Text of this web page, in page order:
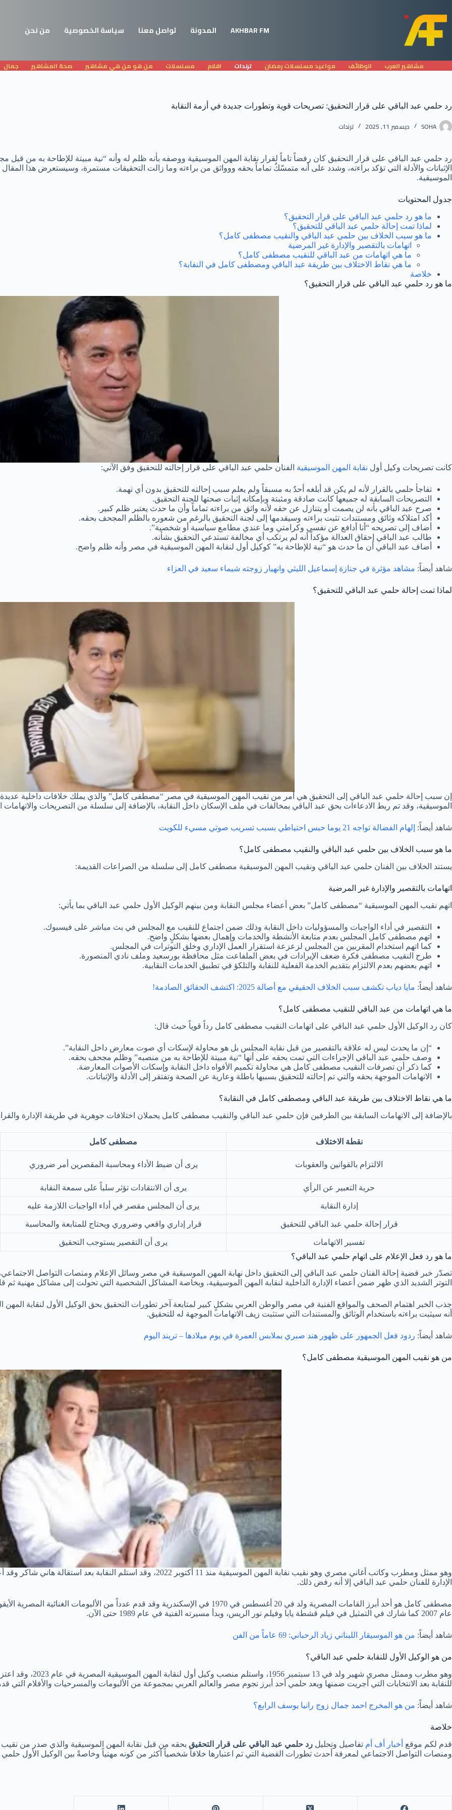
إلى
المحتوى
AKHBAR FM المدونة تواصل معنا سياسة الخصوصية من نحن
مشاهير العرب الوظائف مواعيد مسلسلات رمضان ترندات افلام مسلسلات من هو من هي مشاهير صحة المشاهير جمال
رد حلمي عبد الباقي على قرار التحقيق: تصريحات قوية وتطورات جديدة في أزمة النقابة
SOHA ديسمبر 11, 2025 ترندات
رد حلمي عبد الباقي على قرار التحقيق كان رفضاً تاماً لقرار نقابة المهن الموسيقية ووصفه بأنه ظلم له وأنه “نية مبيتة للإطاحة به من قبل
الإثباتات والأدلة التي تؤكد براءته، وشدد على أنه متمسّكٌ تماماً بحقه ووواثق من براءته وما زالت التحقيقات مستمرة، وسيستعرض هذا
الموسيقية.
جدول المحتويات
ما هو رد حلمي عبد الباقي على قرار التحقيق؟
لماذا تمت إحالة حلمي عبد الباقي للتحقيق؟
ما هو سبب الخلاف بين حلمي عبد الباقي والنقيب مصطفى كامل؟
اتهامات بالتقصير والإدارة غير المرضية
ما هي اتهامات من عبد الباقي للنقيب مصطفى كامل؟
ما هي نقاط الاختلاف بين طريقة عبد الباقي ومصطفى كامل في النقابة؟
خلاصة
ما هو رد حلمي عبد الباقي على قرار التحقيق؟
كانت تصريحات وكيل أول نقابة المهن الموسيقية الفنان حلمي عبد الباقي على قرار إحالته للتحقيق وفق الآتي:
تفاجأ حلمي بالقرار لأنه لم يكن قد أبلغه أحدٌ به مسبقاً ولم يعلم سبب إحالته للتحقيق بدون أي تهمة.
التصريحات السابقة له جميعها كانت صادقة ومثبتة وبإمكانه إثبات صحتها للجنة التحقيق.
صرح عبد الباقي بأنه لن يصمت أو يتنازل عن حقه لأنه واثق من براءته تماماً وأن ما حدث يعتبر ظلم كبير.
أكد امتلاكه وثائق ومستندات تثبت براءته وسيقدمها إلى لجنة التحقيق بالرغم من شعوره بالظلم المجحف بحقه.
أضاف إلى تصريحه “أنا أدافع عن نفسي وكرامتي وما عندي مطامع سياسية أو شخصية”.
طالب عبد الباقي إحقاق العدالة مؤكداً أنه لم يرتكب أي مخالفة تستدعي التحقيق بشأنه.
أضاف عبد الباقي أن ما حدث هو “نية للإطاحة به” كوكيل أول لنقابة المهن الموسيقية في مصر وأنه ظلم واضح.
شاهد أيضاً: مشاهد مؤثرة في جنازة إسماعيل الليثي وانهيار زوجته شيماء سعيد في العزاء
لماذا تمت إحالة حلمي عبد الباقي للتحقيق؟
إن سبب إحالة حلمي عبد الباقي إلى التحقيق هي أمر من نقيب المهن الموسيقية في مصر “مصطفى كامل” والذي يملك خلافات داخلية
الموسيقية، وقد تم ربط الادعاءات بحق عبد الباقي بمخالفات في ملف الإسكان داخل النقابة، بالإضافة إلى سلسلة من التصريحات والاتهامات
شاهد أيضاً: إلهام الفضالة تواجه 21 يوما حبس احتياطي بسبب تسريب صوتي مسيء للكويت
ما هو سبب الخلاف بين حلمي عبد الباقي والنقيب مصطفى كامل؟
يستند الخلاف بين الفنان حلمي عبد الباقي ونقيب المهن الموسيقية مصطفى كامل إلى سلسلة من الصراعات القديمة:
اتهامات بالتقصير والإدارة غير المرضية
اتهم نقيب المهن الموسيقية “مصطفى كامل” بعض أعضاء مجلس النقابة ومن بينهم الوكيل الأول حلمي عبد الباقي بما يأتي:
التقصير في أداء الواجبات والمسؤوليات داخل النقابة وذلك ضمن اجتماع للنقيب مع المجلس في بث مباشر على فيسبوك.
اتهم مصطفى كامل المجلس بعدم متابعة الأنشطة والخدمات وإهمال بعضها بشكلٍ واضح.
كما اتهم استخدام المقربين من المجلس لزعزعة استقرار العمل الإداري وخلق التوترات في المجلس.
طرح النقيب مصطفى فكرة ضعف الإيرادات في بعض الملفاعت مثل محافظة بورسعيد وملف نادي المنصورة.
اتهم بعضهم بعدم الالتزام بتقديم الخدمة الفعلية للنقابة والتلكؤ في تطبيق الخدمات النقابية.
شاهد أيضاً: مايا دياب تكشف سبب الخلاف الحقيقي مع أصالة 2025: اكتشف الحقائق الصادمة!
ما هي اتهامات من عبد الباقي للنقيب مصطفى كامل؟
كان رد الوكيل الأول حلمي عبد الباقي على اتهامات النقيب مصطفى كامل رداً قوياً حيث قال:
“إن ما يحدث ليس له علاقة بالتقصير من قبل نقابة المجلس بل هو محاولة لإسكات أي صوت معارض داخل النقابة”.
وصف حلمي عبد الباقي الإجراءات التي تمت بحقه على أنها “نية مبيتة للإطاحة به من منصبه” وظلم مجحف بحقه.
كما ذكر أن تصرفات النقيب مصطفى كامل هي محاولة تكميم الأفواه داخل النقابة وإسكات الأصوات المعارضة.
الاتهامات الموجهة بحقه والتي تم إحالته للتحقيق بسببها باطلة وعارية عن الصحة وتفتقر إلى الأدلة والإثباتات.
ما هي نقاط الاختلاف بين طريقة عبد الباقي ومصطفى كامل في النقابة؟
بالإضافة إلى الاتهامات السابقة بين الطرفين فإن حلمي عبد الباقي والنقيب مصطفى كامل يحملان اختلافات جوهرية في طريقة الإدارة
نقطة الاختلاف مصطفى كامل
الالتزام بالقوانين والعقوبات يرى أن ضبط الأداء ومحاسبة المقصرين أمر ضروري
حرية التعبير عن الرأي يرى أن الانتقادات تؤثر سلباً على سمعة النقابة
إدارة النقابة يرى أن المجلس مقصر في أداء الواجبات اللازمة عليه
قرار إحالة حلمي عبد الباقي للتحقيق قرار إداري واقعي وضروري ويحتاج للمتابعة والمحاسبة
تفسير الاتهامات يرى أن التقصير يستوجب التحقيق
ما هو رد فعل الإعلام على اتهام حلمي عبد الباقي؟
تصدّر خبر قضية إحالة الفنان حلمي عبد الباقي إلى التحقيق داخل نهابة المهن الموسيقية في مصر وسائل الإعلام ومنصات التواصل
التوتر الشديد الذي ظهر ضمن أعضاء الإدارة الداخلية لنقابة المهن الموسيقية، وبخاصة المشاكل الشخصية التي تحولت إلى مشاكل مهنية ثم
جذب الخبر اهتمام الصحف والمواقع الفنية في مصر والوطن العربي بشكلٍ كبير لمتابعة آخر تطورات التحقيق بحق الوكيل الأول لنقابة المهن
أنه سيثبت براءته باستخدام الوثائق والمستندات التي ستثبت زيف الاتهامات الموجهة له للتحقيق.
شاهد أيضاً: ردود فعل الجمهور على ظهور هند صبري بملابس العمرة في يوم ميلادها – تريند اليوم
من هو نقيب المهن الموسيقية مصطفى كامل؟
الإدارة للفنان حلمي عبد الباقي إلا أنه رفض ذلك.
عام 2007 كما شارك في التمثيل في فيلم قشطة يابا وفيلم نور الريس، وبدأ مسيرته الفنية في عام 1989 حتى الآن.
شاهد أيضاً: من هو الموسيقار اللبناني زياد الرحباني: 69 عاماً من الفن
من هو الوكيل الأول للنقابة حلمي عبد الباقي؟
وهو مطرب وممثل مصري
للنقابة بعد الانتخابات التي أجريت ضمنها ويعد حلمي أحد أبرز نجوم مصر والعالم العربي بمجموعة من الألبومات والمسرحيات والأفلام التي
شاهد أيضاً: من هو المخرج احمد جمال زوج رانيا يوسف الرابع؟
خلاصة
قدم لكم موقع أخبار أف أم تفاصيل وتحليل رد حلمي عبد الباقي على قرار التحقيق بحقه من قبل نقابة المهن الموسيقية والذي صدر من
ومنصات التواصل الاجتماعي لمعرفة أحدث تطورات القضية التي تم اعتبارها خلافاً شخصياً أكثر من كونه مهنياً وخاصةً بين الوكيل الأول